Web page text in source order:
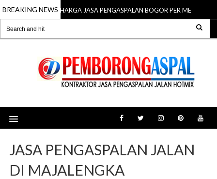
BREAKING NEWS
15 Mar 2026 HARGA JASA PENGASPALAN BOGOR PER METER
JASA PENGASPALAN JALAN
DI MAJALENGKA